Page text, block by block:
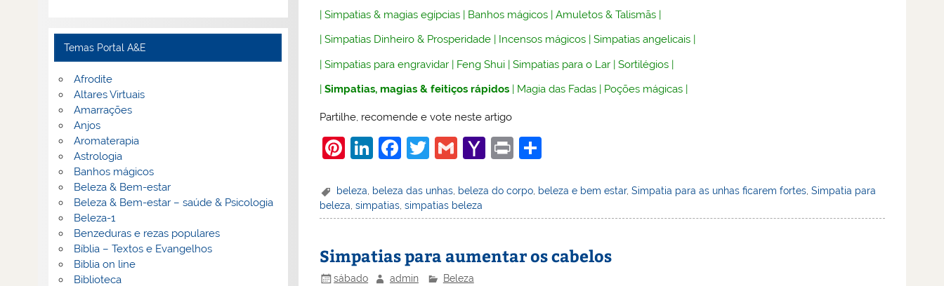
|Simpatias & magias egípcias | Banhos mágicos |Amuletos & Talismãs |
|Simpatias Dinheiro & Prosperidade Incensos mágicos |Simpatias angelicais
|Simpatias para engravidar | Feng Shui |Simpatias para o Lar |Sortilégios |
|Simpatias, magias & feitiços rápidos | Magia das Fadas | Poções mágicas |
Partilhe, recomende e vote neste artigo
Pi
er
e
Li
k
e
n
F
c
e
o
T
itt
er
G
ai
l
Y
h
o
M
Pr
t
ar
e
beleza beleza das unhas beleza do corpo beleza e bem estar,Simpatia para as unhas ficarem fortes ,Simpatia para
beleza,simpatias,simpatias beleza
Simpatias para aumentar os cabelos
sábado admin Beleza
Temas Portal A&E
Afrodite
Altares Virtuais
Amarrações
Anjos
Aromaterapia
Astrologia
Banhos mágicos
Beleza & Bem-estar
Beleza & Bem-estar – saúde & Psicologia
Beleza-1
Benzeduras e rezas populares
Bíblia – Textos e Evangelhos
Biblia on line
Biblioteca